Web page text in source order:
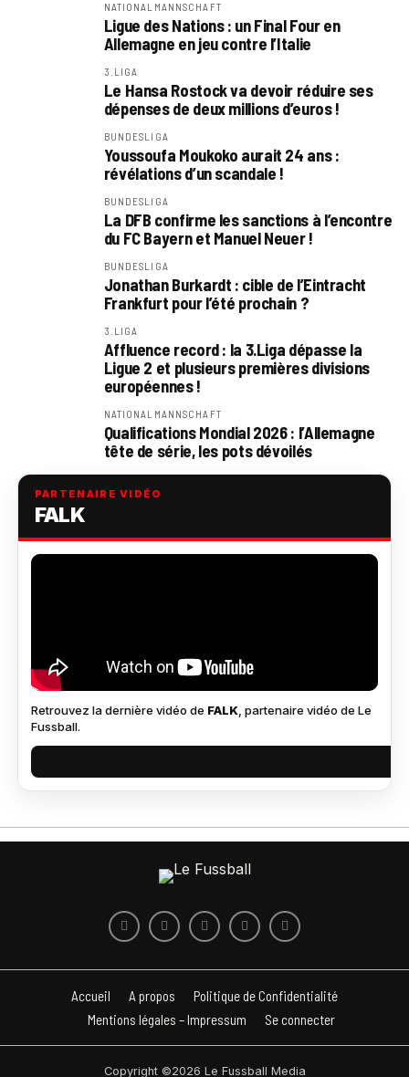
NATIONALMANNSCHAFT
Ligue des Nations : un Final Four en
Allemagne en jeu contre l’Italie
3.LIGA
Le Hansa Rostock va devoir réduire ses
dépenses de deux millions d’euros !
BUNDESLIGA
Youssoufa Moukoko aurait 24 ans :
révélations d’un scandale !
BUNDESLIGA
La DFB confirme les sanctions à l’encontre
du FC Bayern et Manuel Neuer !
BUNDESLIGA
Jonathan Burkardt : cible de l’Eintracht
Frankfurt pour l’été prochain ?
3.LIGA
Affluence record : la 3.Liga dépasse la
Ligue 2 et plusieurs premières divisions
européennes !
NATIONALMANNSCHAFT
Qualifications Mondial 2026 : l’Allemagne
tête de série, les pots dévoilés
PARTENAIRE VIDÉO
FALK
Retrouvez la dernière vidéo de FALK, partenaire vidéo de Le
Fussball.
Accueil A propos
Politique de Confidentialité
Mentions légales – Impressum
Se connecter
Copyright ©2026 Le Fussball Media